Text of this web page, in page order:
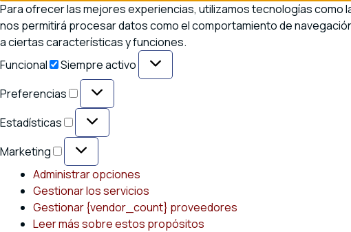
Para ofrecer las mejores experiencias, utilizamos tecnologías como
nos permitirá procesar datos como el comportamiento de
a ciertas características y funciones.
Funcional
Funcional
Siempre activo
Preferencias
Preferencias
Estadísticas Estadísticas
Marketing
Marketing
Administrar opciones
Gestionar los servicios
Gestionar {vendor_count} proveedores
Leer más sobre estos propósitos